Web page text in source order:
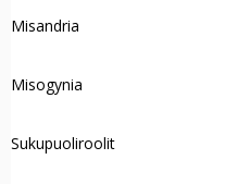
Misandria
Misogynia
Sukupuoliroolit